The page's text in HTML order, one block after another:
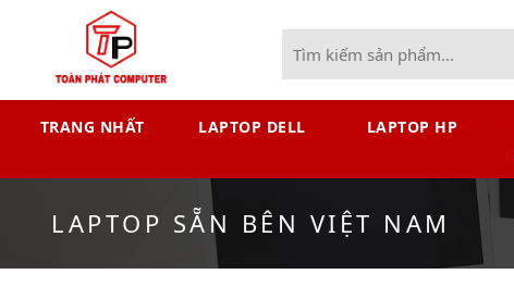
TRANG NHẤT LAPTOP DELL LAPTOP HP
LAPTOP SẴN BÊN VIỆT NAM